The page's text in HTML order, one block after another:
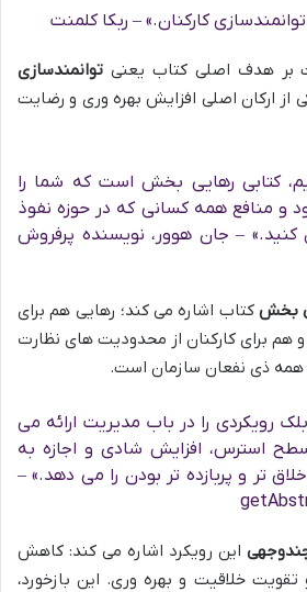
کارکنان.» – ربکا کلمنت
بر هدف اصلی کتاب یعنی توانمندسازی
از ارکان اصلی افزایش بهره وری و رضایت
کتابی رهایی بخش است که شما را
و منافع همه کسانی که در حوزه نفوذ
کنید.» – جان هوور، نویسنده پرفروش
بخش کتاب اشاره می کند؛ رهایی هم برای
و هم برای کارکنان از محدودیت های نظارت
همه ذی نفعان سازمان است.
رویکردی را در باب مدیریت ارائه می
استرس، افزایش شادی و اجازه به
تر و پربازده تر بودن را می دهد.» –
این رویکرد اشاره می کند: کاهش
خلاقیت و بهره وری. این بازخورد،